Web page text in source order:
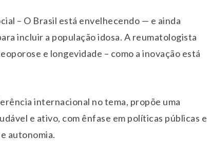
– O Brasil está envelhecendo — e ainda
incluir a população idosa. A reumatologista
e longevidade – como a inovação está
internacional no tema, propõe uma
e ativo, com ênfase em políticas públicas e
autonomia.